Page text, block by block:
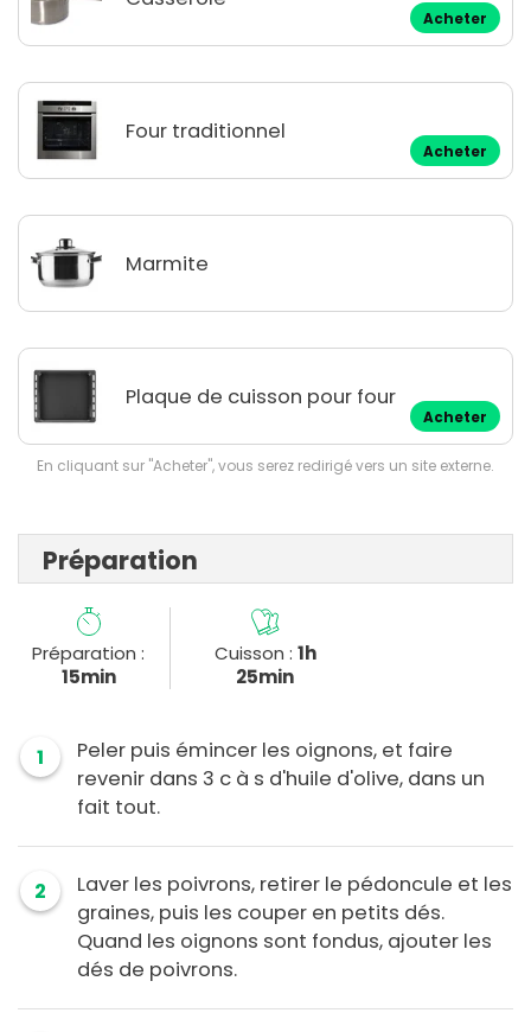
Acheter
Four traditionnel
Acheter
Marmite
Plaque de cuisson pour four
Acheter
En cliquant sur "Acheter", vous serez redirigé vers un site externe.
Préparation
Préparation :
15min
Cuisson : 1h
25min
1
Peler puis émincer les oignons, et faire
revenir dans 3 c à s d'huile d'olive, dans un
fait tout.
2
Laver les poivrons, retirer le pédoncule et les
graines, puis les couper en petits dés.
Quand les oignons sont fondus, ajouter les
dés de poivrons.